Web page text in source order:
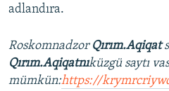
adlandıra.
Roskomnadzor Qırım.Aqiqat
Qırım.Aqiqatnıküzgü saytı
mümkün:https://